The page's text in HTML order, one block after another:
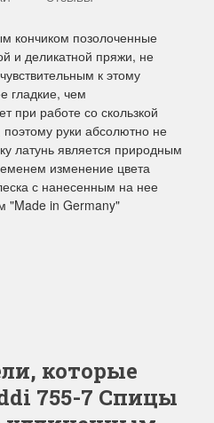
кончиком позолоченные
и деликатной пряжи, не
к этому
гладкие, чем
при работе со скользкой
руки абсолютно не
латунь является природным
изменение цвета
с нанесенным на нее
"Made in Germany"
которые
755-7 Спицы